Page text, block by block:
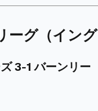
ーグ（イング
3-1 バーンリー